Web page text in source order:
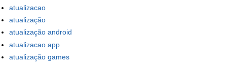
atualizacao
atualização
atualização android
atualizacao app
atualização games